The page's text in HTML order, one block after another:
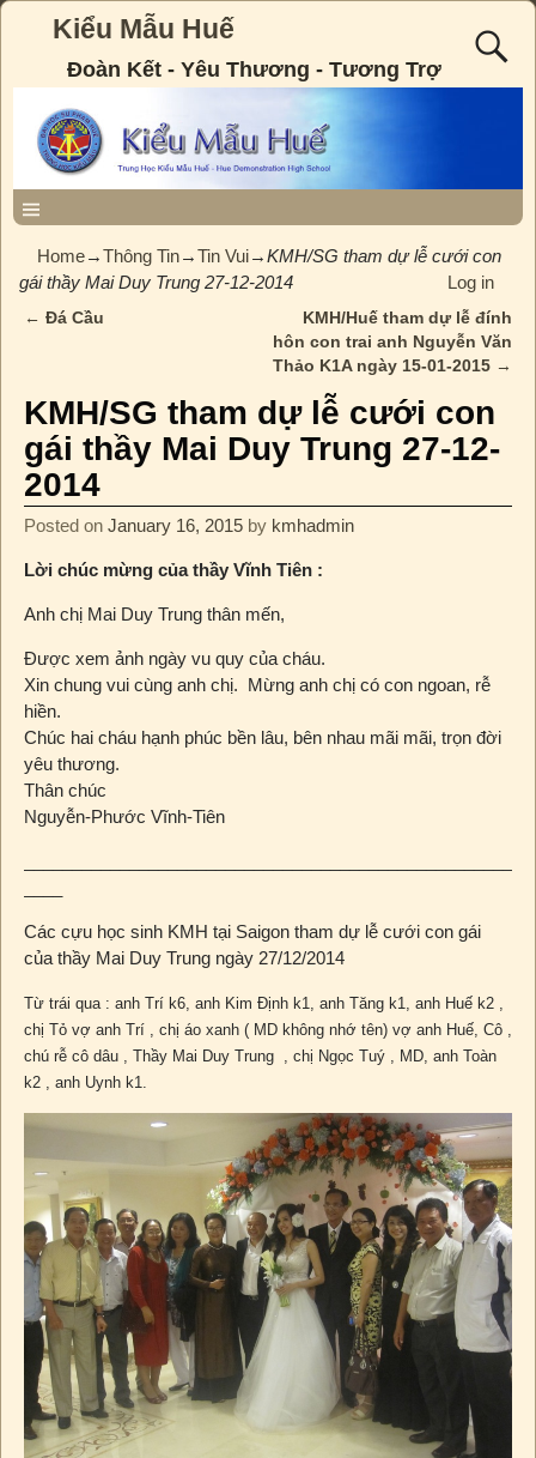
Kiểu Mẫu Huế
Đoàn Kết - Yêu Thương - Tương Trợ
Home→Thông Tin→Tin Vui→KMH/SG tham dự lễ cưới con
gái thầy Mai Duy Trung 27-12-2014
Log in
← Đá Cầu
KMH/Huế tham dự lễ đính
hôn con trai anh Nguyễn Văn
Thảo K1A ngày 15-01-2015 →
KMH/SG tham dự lễ cưới con
gái thầy Mai Duy Trung 27-12-
2014
Posted on January 16, 2015 by kmhadmin
Lời chúc mừng của thầy Vĩnh Tiên :
Anh chị Mai Duy Trung thân mến,
Được xem ảnh ngày vu quy của cháu.
Xin chung vui cùng anh chị. Mừng anh chị có con ngoan, rễ
hiền.
Chúc hai cháu hạnh phúc bền lâu, bên nhau mãi mãi, trọn đời
yêu thương.
Thân chúc
Nguyễn-Phước Vĩnh-Tiên
Các cựu học sinh KMH tại Saigon tham dự lễ cưới con gái
của thầy Mai Duy Trung ngày 27/12/2014
Từ trái qua : anh Trí k6, anh Kim Định k1, anh Tăng k1, anh Huế k2 ,
chị Tỏ vợ anh Trí , chị áo xanh ( MD không nhớ tên) vợ anh Huế, Cô ,
chú rễ cô dâu , Thầy Mai Duy Trung , chị Ngọc Tuý , MD, anh Toàn
k2 , anh Uynh k1.